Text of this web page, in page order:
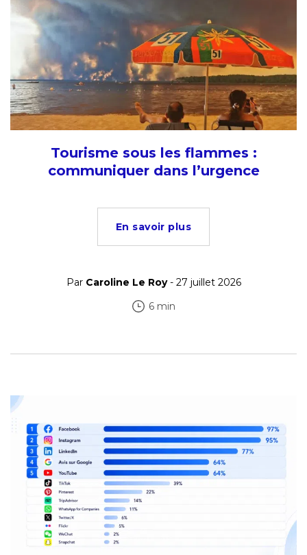
Tourisme sous les flammes :
communiquer dans l’urgence
En savoir plus
Par Caroline Le Roy- 27 juillet 2026
6 min